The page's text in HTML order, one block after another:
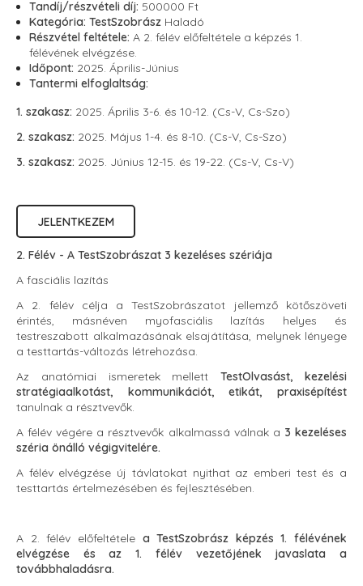
Tandíj/részvételi díj: 500000 Ft
Kategória: TestSzobrász Haladó
Részvétel feltétele: A 2. félév előfeltétele a képzés 1.
félévének elvégzése.
Időpont: 2025. Április-Június
Tantermi elfoglaltság:
1. szakasz: 2025. Április 3-6. és 10-12. (Cs-V, Cs-Szo)
2. szakasz: 2025. Május 1-4. és 8-10. (Cs-V, Cs-Szo)
3. szakasz: 2025. Június 12-15. és 19-22. (Cs-V, Cs-V)
JELENTKEZEM
2. Félév - A TestSzobrászat 3 kezeléses szériája
A fasciális lazítás
A 2. félév célja a TestSzobrászatot jellemző kötőszöveti
érintés, másnéven myofasciális lazítás helyes és
testreszabott alkalmazásának elsajátítása, melynek lényege
a testtartás-változás létrehozása.
Az anatómiai ismeretek mellettTestOlvasást, kezelési
stratégiaalkotást, kommunikációt, etikát, praxisépítést
tanulnak a résztvevők.
A félév végére a résztvevők alkalmassá válnak a 3 kezeléses
széria önálló végigvitelére.
A félév elvégzése új távlatokat nyithat az emberi test és a
testtartás értelmezésében és fejlesztésében.
A 2. félév előfeltétele a TestSzobrász képzés 1. félévének
elvégzése és az 1. félév vezetőjének javaslata a
továbbhaladásra.